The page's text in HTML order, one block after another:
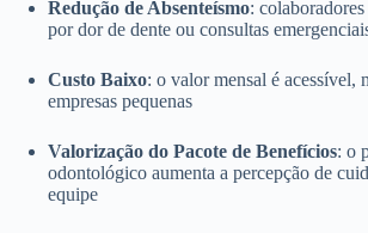
Redução de Absenteísmo:
por dor de dente ou consultas
Custo Baixo: o valor mensal é acessível,
empresas pequenas
Valorização do Pacote de Benefícios: o
odontológico aumenta a percepção de
equipe